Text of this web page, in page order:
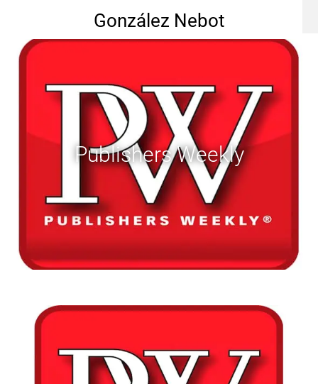
González Nebot
Publishers Weekly